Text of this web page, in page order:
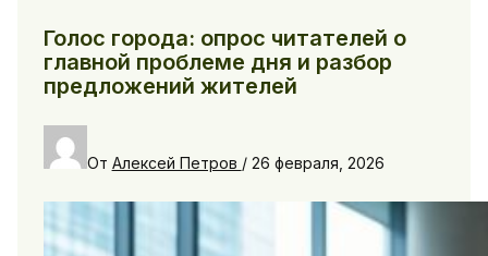
Голос города: опрос читателей о
главной проблеме дня и разбор
предложений жителей
От Алексей Петров / 26 февраля, 2026